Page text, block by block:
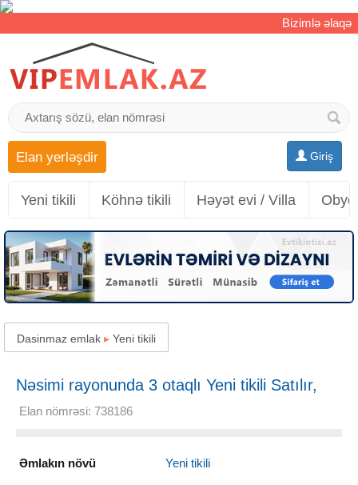
Bizimlə əlaqə
Giriş
Elan yerləşdir
Yeni tikili Köhnə tikili Həyət evi / Villa
Dasinmaz emlak ▸ Yeni tikili
Nəsimi rayonunda 3 otaqlı Yeni tikili Satılır,
142 m²
Elan nömrəsi: 738186
Əmlakın növü Yeni tikili